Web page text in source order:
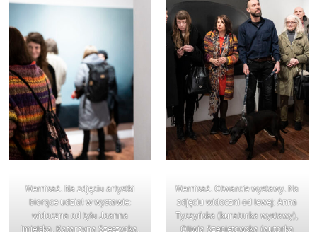
Wernisaż. Na zdjęciu artystki
biorące udział w wystawie:
widoczna od tyłu Joanna
Imielska, Katarzyna Szeszycka.
Wernisaż. Otwarcie wystawy. Na
zdjęciu widoczni od lewej: Anna
Tyczyńska (kuratorka wystawy),
Oliwia Szepietowska (autorka